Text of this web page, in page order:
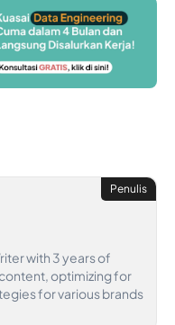
Penulis
with 3 years of
optimizing for
for various brands